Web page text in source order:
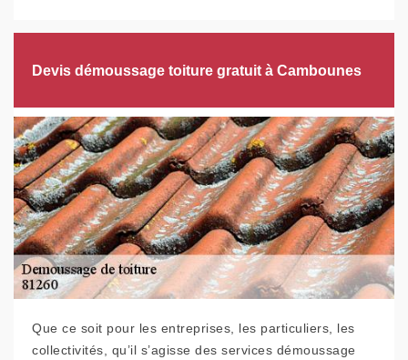
Devis démoussage toiture gratuit à Cambounes
Que ce soit pour les entreprises, les particuliers, les
collectivités, qu’il s’agisse des services démoussage